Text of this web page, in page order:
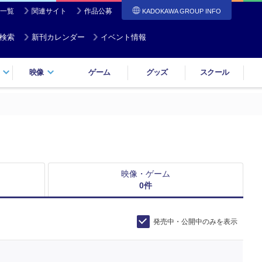
覧 関連サイト 作品公募 KADOKAWA GROUP INFO
索 新刊カレンダー イベント情報
映像 ゲーム グッズ スクール
映像・ゲーム
0件
発売中・公開中のみを表示